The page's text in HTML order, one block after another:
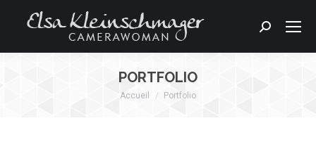
Search:
PORTFOLIO
Vous êtes ici :
Accueil Portfolio